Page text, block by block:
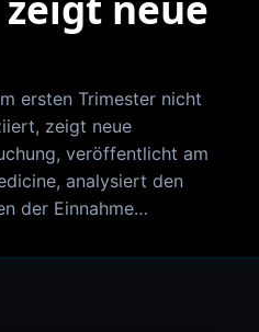
ersten Trimester nicht
zeigt neue
veröffentlicht am
analysiert den
der Einnahme…